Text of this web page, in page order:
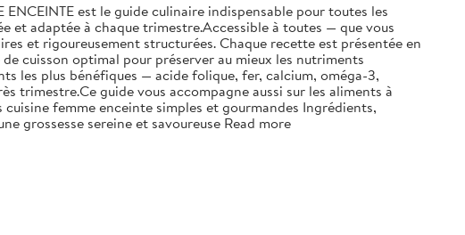
est le guide culinaire indispensable pour toutes les
et adaptée à chaque trimestre.Accessible à toutes — que vous
et rigoureusement structurées. Chaque recette est présentée en
cuisson optimal pour préserver au mieux les nutriments
les plus bénéfiques — acide folique, fer, calcium, oméga-3,
trimestre.Ce guide vous accompagne aussi sur les aliments à
femme enceinte simples et gourmandes Ingrédients,
grossesse sereine et savoureuse Read more